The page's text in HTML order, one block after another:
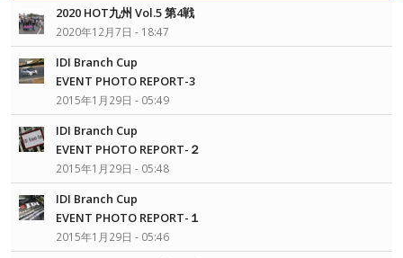
2020 HOT九州 Vol.5 第4戦
2020年12月7日 - 18:47
IDI Branch Cup
EVENT PHOTO REPORT-3
2015年1月29日 - 05:49
IDI Branch Cup
EVENT PHOTO REPORT-２
2015年1月29日 - 05:48
IDI Branch Cup
EVENT PHOTO REPORT-１
2015年1月29日 - 05:46